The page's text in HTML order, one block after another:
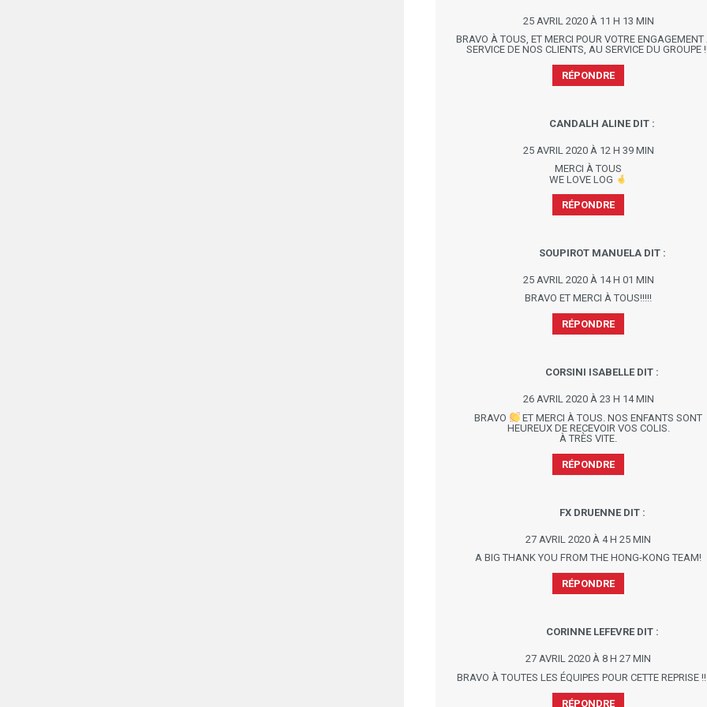
25 AVRIL 2020 À 11 H 13 MIN
BRAVO À TOUS, ET MERCI POUR VOTRE
SERVICE DE NOS CLIENTS, AU SERVICE DU GROUPE
RÉPONDRE
CANDALH ALINE DIT :
25 AVRIL 2020 À 12 H 39 MIN
MERCI À TOUS
WE LOVE LOG
RÉPONDRE
SOUPIROT MANUELA DIT :
25 AVRIL 2020 À 14 H 01 MIN
BRAVO ET MERCI À TOUS!!!!!
RÉPONDRE
CORSINI ISABELLE DIT :
26 AVRIL 2020 À 23 H 14 MIN
BRAVO
ET MERCI À TOUS. NOS ENFANTS SONT
HEUREUX DE RECEVOIR VOS COLIS.
À TRÈS VITE.
RÉPONDRE
FX DRUENNE DIT :
27 AVRIL 2020 À 4 H 25 MIN
A BIG THANK YOU FROM THE HONG-KONG TEAM!
RÉPONDRE
CORINNE LEFEVRE DIT :
27 AVRIL 2020 À 8 H 27 MIN
BRAVO À TOUTES LES ÉQUIPES POUR CETTE REPRISE
RÉPONDRE